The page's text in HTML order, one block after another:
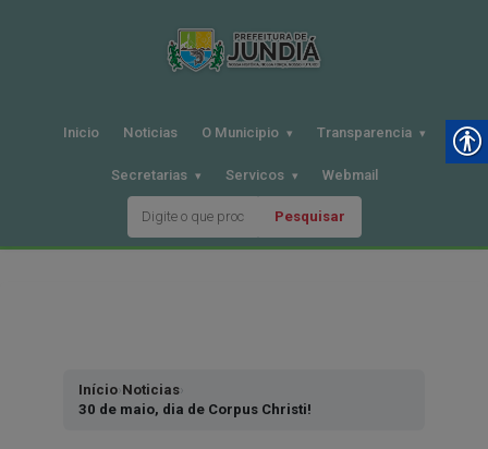
Inicio Noticias O Municipio Transparencia
Secretarias Servicos Webmail
Pesquisar
Início›Noticias›
30 de maio, dia de Corpus Christi!